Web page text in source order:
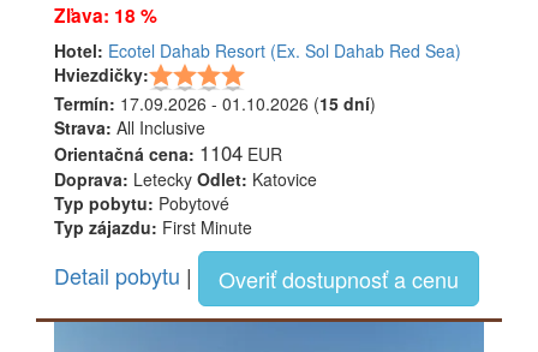
Zľava: 18 %
Hotel: Ecotel Dahab Resort (Ex. Sol Dahab Red Sea)
Hviezdičky:
Termín: 17.09.2026 - 01.10.2026 (15 dní)
Strava: All Inclusive
Orientačná cena: 1104 EUR
Doprava: Letecky Odlet: Katovice
Typ pobytu: Pobytové
Typ zájazdu: First Minute
Detail pobytu | Overiť dostupnosť a cenu